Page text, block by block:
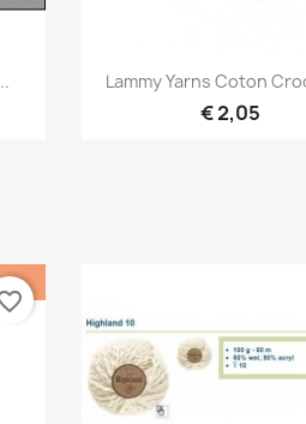
Snel bekijken
Lammy Yarns Coton
€ 2,05